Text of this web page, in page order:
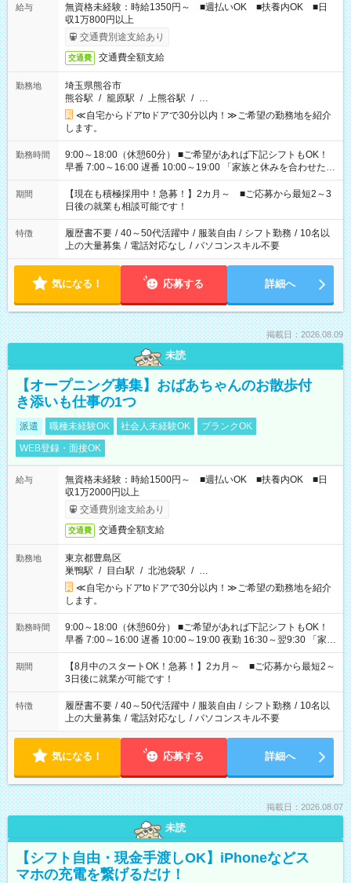
給与
無資格未経験：時給1350円～ ■週払いOK ■扶養内OK ■日
収1万800円以上
交通費別途支給あり
交通費 交通費全額支給
勤務地
埼玉県熊谷市
熊谷駅 / 籠原駅 / 上熊谷駅 / …
≪自宅からドアtoドアで30分以内！≫ご希望の勤務地を紹介
します。
勤務時間
9:00～18:00（休憩60分） ■ご希望があれば下記シフトもOK！
早番 7:00～16:00 遅番 10:00～19:00 「家族と休みを合わせた
い」 「余裕を持って夕飯の準備がしたい」 「できれば残業はし
たくない」 など、ご希望を教えてくださいね。 ※Wワーク希望
の方へ 今ご覧のお仕事で希望する勤務時間と、もう1つのお仕事
の勤務時間。 合計で週40時間を超える場合は応募できません。
期間
【現在も積極採用中！急募！】2カ月～ ■ご応募から最短2～3
日後の就業も相談可能です！
特徴 履歴書不要 / 40～50代活躍中 / 服装自由 / シフト勤務 / 10名以
上の大量募集 / 電話対応なし / パソコンスキル不要
気になる！ 応募する 詳細へ
掲載日：2026.08.09
未読
【オープニング募集】おばあちゃんのお散歩付
き添いも仕事の1つ
派遣 職種未経験OK 社会人未経験OK
ブランクOK
WEB登録・面接OK
給与
無資格未経験：時給1500円～ ■週払いOK ■扶養内OK ■日
収1万2000円以上
交通費別途支給あり
交通費 交通費全額支給
勤務地
東京都豊島区
巣鴨駅 / 目白駅 / 北池袋駅 / …
≪自宅からドアtoドアで30分以内！≫ご希望の勤務地を紹介
します。
勤務時間
9:00～18:00（休憩60分） ■ご希望があれば下記シフトもOK！
早番 7:00～16:00 遅番 10:00～19:00 夜勤 16:30～翌9:30 「家族
と休みを合わせたい」 「余裕を持って夕飯の準備がしたい」
「できれば残業はしたくない」 など、ご希望を教えてください
ね。 ※Wワーク希望の方へ 今ご覧のお仕事で希望する勤務時間
と、もう1つのお仕事の勤務時間。 合計で週40時間を超える場
合は応募できません。
期間
【8月中のスタートOK！急募！】2カ月～ ■ご応募から最短2～
3日後に就業が可能です！
特徴 履歴書不要 / 40～50代活躍中 / 服装自由 / シフト勤務 / 10名以
上の大量募集 / 電話対応なし / パソコンスキル不要
気になる！ 応募する 詳細へ
掲載日：2026.08.07
未読
【シフト自由・現金手渡しOK】iPhoneなどス
マホの充電を繋げるだけ！